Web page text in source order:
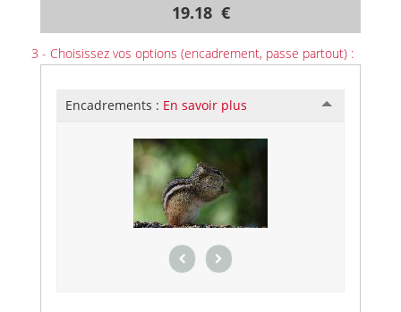
19.18 €
3 - Choisissez vos options (encadrement, passe partout) :
Encadrements : En savoir plus